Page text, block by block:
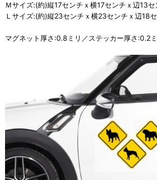
Ｍサイズ:(約)縦17センチｘ横17センチｘ辺13セ
Ｌサイズ:(約)縦23センチｘ横23センチｘ辺18
マグネット厚さ:0.8ミリ／ステッカー厚さ:0.2